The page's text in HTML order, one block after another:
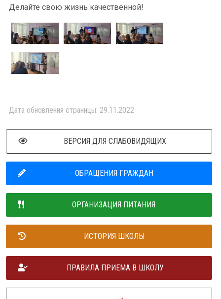
Делайте свою жизнь качественной!
Дата обновления страницы: 29.11.2022
ВЕРСИЯ ДЛЯ СЛАБОВИДЯЩИХ
ОБРАЩЕНИЯ ГРАЖДАН
ОРГАНИЗАЦИЯ ПИТАНИЯ
ИСТОРИЯ ШКОЛЫ
ПРАВИЛА ПРИЕМА В ШКОЛУ